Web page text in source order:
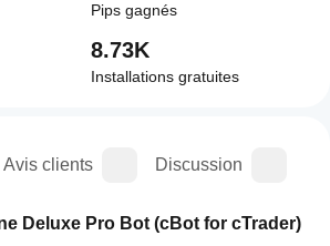
Avis clients Discussion
Deluxe Pro Bot (cBot for cTrader)
Pips gagnés
8.73K
Installations gratuites